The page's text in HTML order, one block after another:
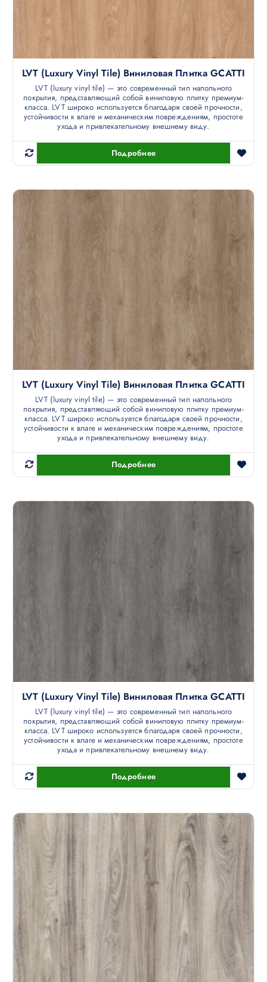
LVT (luxury Vinyl Tile) Виниловая Плитка GCATTI
LVT (luxury vinyl tile) — это современный тип напольного
покрытия, представляющий собой виниловую плитку премиум-
класса. LVT широко используется благодаря своей прочности,
устойчивости к влаге и механическим повреждениям, простоте
ухода и привлекательному внешнему виду.
Подробнее
LVT (luxury Vinyl Tile) Виниловая Плитка GCATTI
LVT (luxury vinyl tile) — это современный тип напольного
покрытия, представляющий собой виниловую плитку премиум-
класса. LVT широко используется благодаря своей прочности,
устойчивости к влаге и механическим повреждениям, простоте
ухода и привлекательному внешнему виду.
Подробнее
LVT (luxury Vinyl Tile) Виниловая Плитка GCATTI
LVT (luxury vinyl tile) — это современный тип напольного
покрытия, представляющий собой виниловую плитку премиум-
класса. LVT широко используется благодаря своей прочности,
устойчивости к влаге и механическим повреждениям, простоте
ухода и привлекательному внешнему виду.
Подробнее